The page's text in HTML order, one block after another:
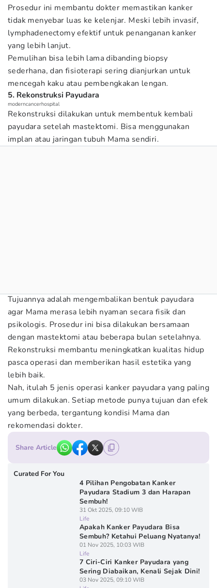
Prosedur ini membantu dokter memastikan kanker
tidak menyebar luas ke kelenjar. Meski lebih invasif,
lymphadenectomy efektif untuk penanganan kanker
yang lebih lanjut.
Pemulihan bisa lebih lama dibanding biopsy
sederhana, dan fisioterapi sering dianjurkan untuk
mencegah kaku atau pembengkakan lengan.
5. Rekonstruksi Payudara
moderncancerhospital
Rekonstruksi dilakukan untuk membentuk kembali
payudara setelah mastektomi. Bisa menggunakan
implan atau jaringan tubuh Mama sendiri.
Tujuannya adalah mengembalikan bentuk payudara
agar Mama merasa lebih nyaman secara fisik dan
psikologis. Prosedur ini bisa dilakukan bersamaan
dengan mastektomi atau beberapa bulan setelahnya.
Rekonstruksi membantu meningkatkan kualitas hidup
pasca operasi dan memberikan hasil estetika yang
lebih baik.
Nah, itulah 5 jenis operasi kanker payudara yang paling
umum dilakukan. Setiap metode punya tujuan dan efek
yang berbeda, tergantung kondisi Mama dan
rekomendasi dokter.
Share Article
Curated For You
4 Pilihan Pengobatan Kanker
Payudara Stadium 3 dan Harapan
Sembuh!
31 Okt 2025, 09:10 WIB
Life
Apakah Kanker Payudara Bisa
Sembuh? Ketahui Peluang Nyatanya!
01 Nov 2025, 10:03 WIB
Life
7 Ciri-Ciri Kanker Payudara yang
Sering Diabaikan, Kenali Sejak Dini!
03 Nov 2025, 09:10 WIB